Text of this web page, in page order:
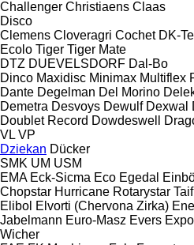
Challenger Christiaens Claas
Disco
Clemens Cloveragri Cochet DK-
Ecolo Tiger Tiger Mate
DTZ DUEVELSDORF Dal-Bo
Dinco Maxidisc Minimax Multiflex
Dante Degelman Del Morino
Demetra Desvoys Dewulf Dexwal
Doublet Record Dowdeswell
VL VP
Dziekan Dücker
SMK UM USM
EMA Eck-Sicma Eco Egedal
Chopstar Hurricane Rotarystar
Elibol Elvorti (Chervona Zirka)
Jabelmann Euro-Masz Evers
Wicher